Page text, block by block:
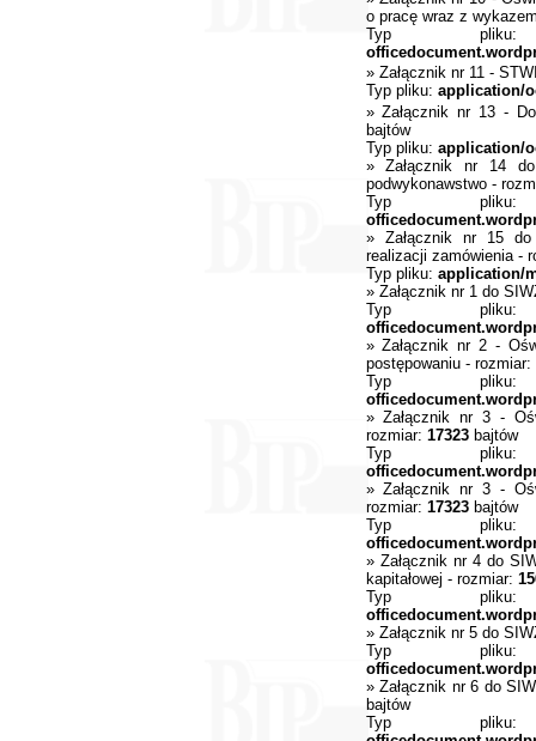
o pracę wraz z
Typ
» Załącznik nr 11 -
Typ pliku: application/
»Załącznik nr 13 -
bajtów
Typ pliku: application/
»Załącznik nr 14
podwykonawstwo-
Typ
» Załącznik nr 15
realizacji zamówienia-
Typ pliku: application/
» Załącznik nr 1 do
Typ
»Załącznik nr 2 -
postępowaniu- rozmiar:
Typ
»Załącznik nr 3 -
rozmiar: 17323bajtów
Typ
»Załącznik nr 3 -
rozmiar: 17323bajtów
Typ
» Załącznik nr 4 do
kapitałowej - rozmiar:
Typ
» Załącznik nr 5 do
Typ
» Załącznik nr 6 do
bajtów
Typ